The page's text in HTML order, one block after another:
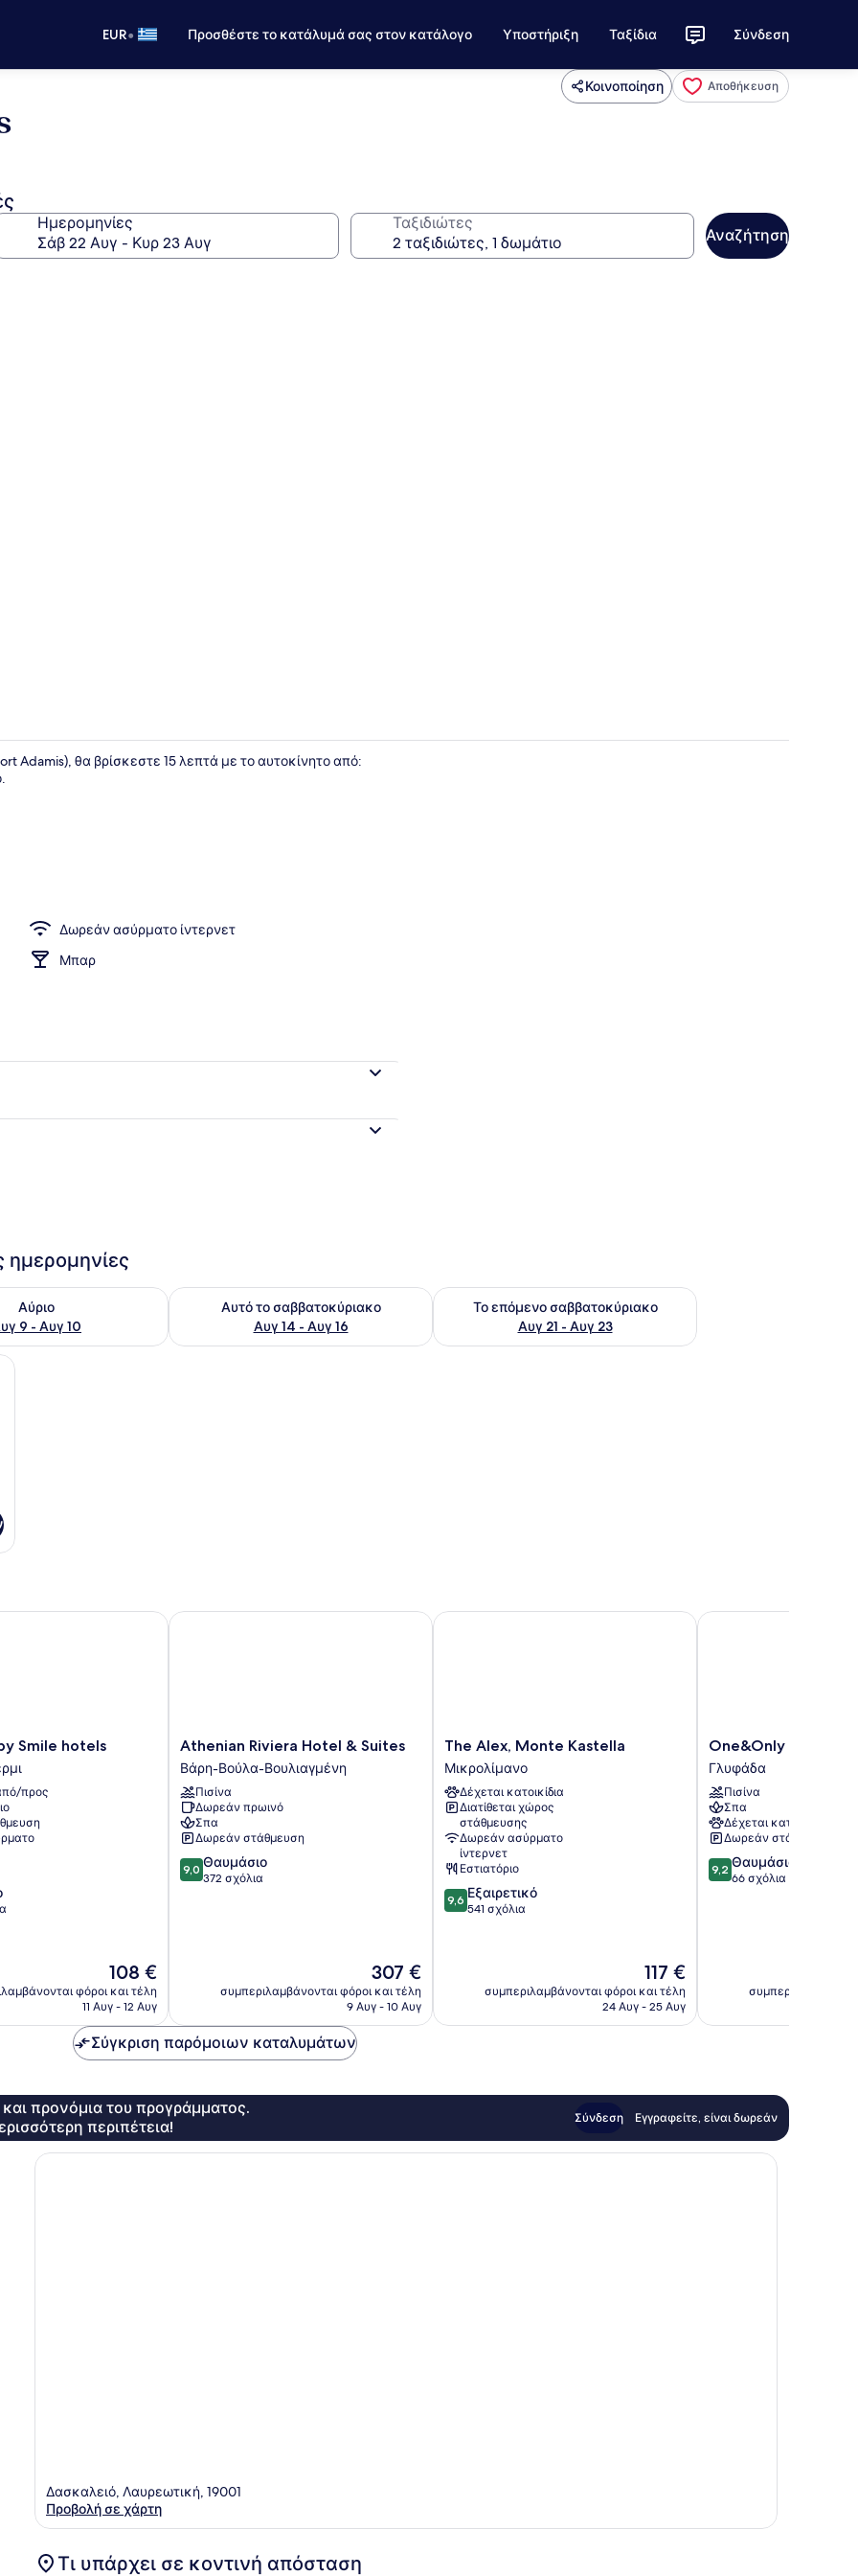
EUR• Προσθέστε το κατάλυμά σας στον κατάλογο Υποστήριξη Ταξίδια Σύνδεση
Κοινοποίηση Αποθήκευση
Ημερομηνίες Ταξιδιώτες
Αναζήτηση
beach bar
Adamis), θα βρίσκεστε 15 λεπτά με το αυτοκίνητο από:
Δωρεάν ασύρματο ίντερνετ
Μπαρ
ημερομηνίες
Αύριο
9 - Αυγ 10
για αύριο Αυγ 9 - Αυγ 10
Αυτό το σαββατοκύριακο
Αυγ 14 - Αυγ 16
Έλεγχος διαθεσιμότητας για αυτό το σαββατοκύριακο Αυγ 14 - Αυγ 16
Το επόμενο σαββατοκύριακο
Αυγ 21 - Αυγ 23
Έλεγχος διαθεσιμότητας για το επόμενο
μικρό τραπέζι, δύο καρέκλες και θέα στην παραλία.
Smile hotels
προς
Η
τιμή
είναι
108 €
φόροι και τέλη
11 Αυγ - 12 Αυγ
Athenian
Riviera
Hotel
&
Suites
Βάρη-
Βούλα-
Βουλιαγμένη
Athenian Riviera Hotel & Suites
Βάρη-Βούλα-Βουλιαγμένη
Πισίνα
Δωρεάν πρωινό
Σπα
Δωρεάν στάθμευση
9.0
στα
9,0 Θαυμάσιο
372 σχόλια
Η
τιμή
είναι
307 €
συμπεριλαμβάνονται φόροι και τέλη
9 Αυγ - 10 Αυγ
Athenian Riviera Hotel & Suites
The
Alex,
Monte
Kastella
Μικρολίμανο
The Alex, Monte Kastella
Μικρολίμανο
Δέχεται κατοικίδια
Διατίθεται χώρος
στάθμευσης
Δωρεάν ασύρματο
ίντερνετ
Εστιατόριο
9.6
στα
9,6 Εξαιρετικό
541 σχόλια
Η
τιμή
είναι
117 €
συμπεριλαμβάνονται φόροι και τέλη
24 Αυγ - 25 Αυγ
The Alex, Monte Kastella
One&Only
Aesthesis
Γλυφάδα
One&Only Aesthesis
Γλυφάδα
Πισίνα
Σπα
Δέχεται κατοικίδια
Δωρεάν στάθμευση
9.2
στα
9,2 Θαυμάσιο
66 σχόλια
One&Only Aesthesis
Σύγκριση παρόμοιων καταλυμάτων
και προνόμια του προγράμματος.
περιπέτεια!
Σύνδεση Εγγραφείτε, είναι δωρεάν
Δασκαλειό, Λαυρεωτική, 19001
Προβολή σε χάρτη
Τι υπάρχει σε κοντινή απόσταση